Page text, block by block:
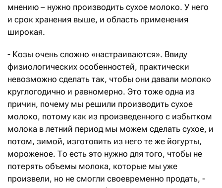
мнению – нужно производить сухое молоко. У него
и срок хранения выше, и область применения
широкая.
- Козы очень сложно «настраиваются». Ввиду
физиологических особенностей, практически
невозможно сделать так, чтобы они давали молоко
круглогодично и равномерно. Это тоже одна из
причин, почему мы решили производить сухое
молоко, потому как из произведенного с избытком
молока в летний период мы можем сделать сухое, и
потом, зимой, изготовить из него те же йогурты,
мороженое. То есть это нужно для того, чтобы не
потерять объемы молока, которые мы уже
произвели, но не смогли своевременно продать, -